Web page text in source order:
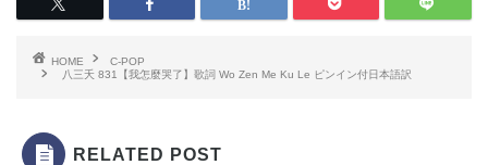
HOME
C-POP
八三夭 831【我怎麼哭了】歌詞 Wo Zen Me Ku Le ピンイン付日本語訳
RELATED POST